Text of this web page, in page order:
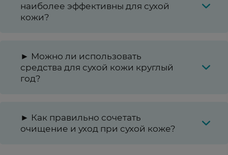
наиболее эффективны для сухой
кожи?
► Можно ли использовать
средства для сухой кожи круглый
год?
► Как правильно сочетать
очищение и уход при сухой коже?